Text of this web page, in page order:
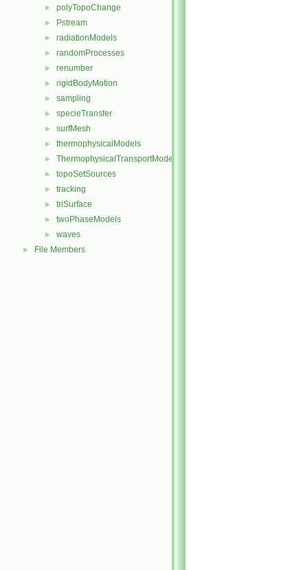
► polyTopoChange
► Pstream
► radiationModels
► randomProcesses
► renumber
► rigidBodyMotion
► sampling
► specieTransfer
► surfMesh
► thermophysicalModels
► ThermophysicalTransportModels
► topoSetSources
► tracking
► triSurface
► twoPhaseModels
► waves
► File Members